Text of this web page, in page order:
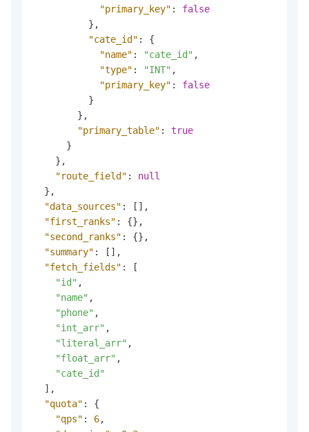
"primary_key" :
false
} ,
"cate_id" :
{
"name" : "cate_id" ,
"type" : "INT" ,
"primary_key" :
false
}
} ,
"primary_table" :
true
}
} ,
"route_field" :
null
} ,
"data_sources" : [ ] ,
"first_ranks" : {} ,
"second_ranks" : {} ,
"summary" : [ ] ,
"fetch_fields" :
[
"id" ,
"name" ,
"phone" ,
"int_arr" ,
"literal_arr" ,
"float_arr" ,
"cate_id"
] ,
"quota" :
{
"qps" : 6,